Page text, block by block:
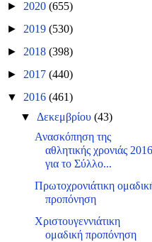
► 2020 (655)
► 2019 (530)
► 2018 (398)
► 2017 (440)
▼ 2016 (461)
▼ Δεκεμβρίου(43)
Ανασκόπηση της
αθλητικής χρονιάς
για το Σύλλο...
Πρωτοχρονιάτικη
προπόνηση
Χριστουγεννιάτικη
ομαδική προπόνηση